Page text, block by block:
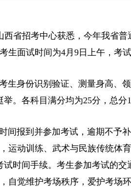
西省招考中心获悉，今年我省
面试时间为4月9日上午，考试
身份识别验证、测量身高、
。各科目满分均为25分，总分
报到并参加考试，逾期不予
运动训练、武术与民族传统体
时间手续。考生参加考试的
自觉维护考场秩序，爱护考场